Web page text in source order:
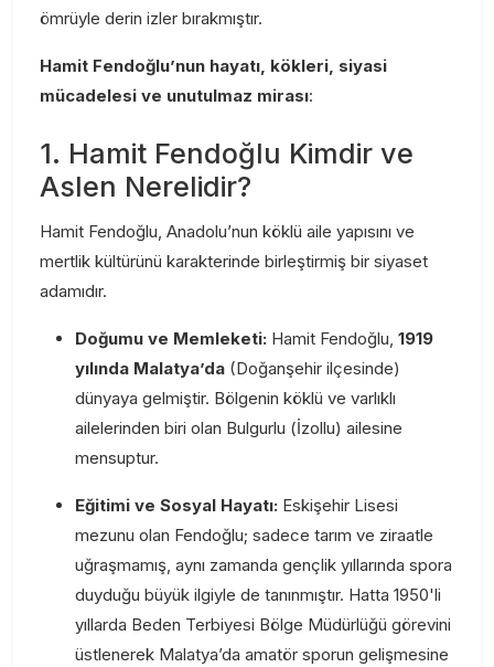
ömrüyle derin izler bırakmıştır.
Hamit Fendoğlu’nun hayatı, kökleri, siyasi
mücadelesi ve unutulmaz mirası:
1. Hamit Fendoğlu Kimdir ve
Aslen Nerelidir?
Hamit Fendoğlu, Anadolu’nun köklü aile yapısını ve
mertlik kültürünü karakterinde birleştirmiş bir siyaset
adamıdır.
Doğumu ve Memleketi: Hamit Fendoğlu, 1919
yılında Malatya’da (Doğanşehir ilçesinde)
dünyaya gelmiştir. Bölgenin köklü ve varlıklı
ailelerinden biri olan Bulgurlu (İzollu) ailesine
mensuptur.
Eğitimi ve Sosyal Hayatı: Eskişehir Lisesi
mezunu olan Fendoğlu; sadece tarım ve ziraatle
uğraşmamış, aynı zamanda gençlik yıllarında spora
duyduğu büyük ilgiyle de tanınmıştır. Hatta 1950'li
yıllarda Beden Terbiyesi Bölge Müdürlüğü görevini
üstlenerek Malatya’da amatör sporun gelişmesine